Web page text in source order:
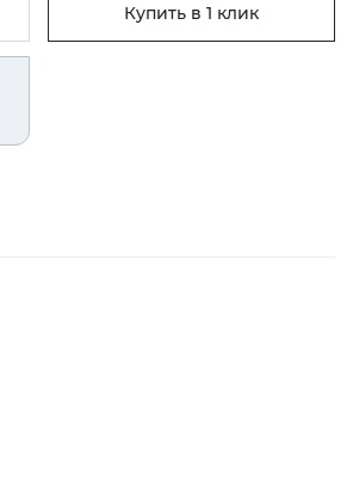
Купить в 1 клик